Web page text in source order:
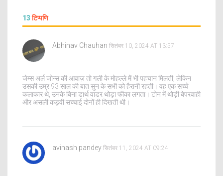
13टिप्पणि
Abhinav Chauhan सितंबर 10, 2024 AT 13:57
जेम्स अर्ल जोन्स की आवाज़ तो गली के मोहल्ले में भी पहचान मिलती, लेकिन
उसकी उम्र 93 साल की बात सुन के सभी को हैरानी रहती। वह एक सच्चे
कलाकार थे, उनके बिना डार्थ वाडर थोड़ा फीका लगता। टोन में थोड़ी बेपरवाही
और असली कड़वी सच्चाई दोनों ही दिखती थी।
avinash pandey सितंबर 11, 2024 AT 09:24